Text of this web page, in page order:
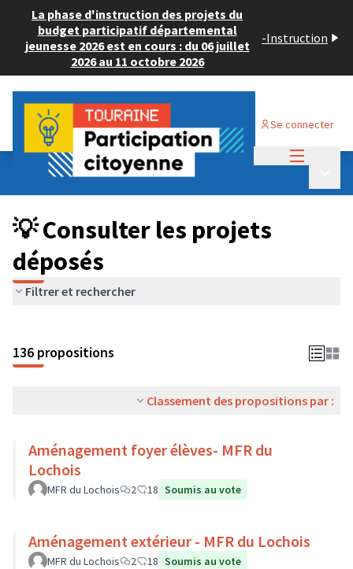
La phase d'instruction des projets du
budget participatif départemental
jeunesse 2026 est en cours : du 06 juillet
2026 au 11 octobre 2026
-Instruction
Se connecter
Budget Participatif JEUNESSE 2024
💡 Consulter les projets déposés
💡 Consulter les projets
déposés
Filtrer et rechercher
136 propositions
Classement des propositions par :
Aménagement foyer élèves- MFR du
Lochois
MFR du Lochois 2 18 Soumis au vote
Aménagement extérieur - MFR du Lochois
MFR du Lochois 2 18 Soumis au vote